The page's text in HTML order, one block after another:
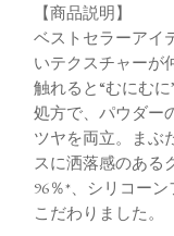
【商品説明】
ベストセラーアイ
いテクスチャーが
触れると“むにむ
処方で、パウダー
ツヤを両立。まぶ
スに洒落感のある
96％*、シリコー
こだわりました。